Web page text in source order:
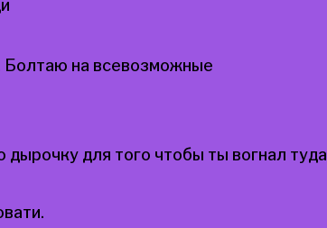
Болтаю на всевозможные
для того чтобы ты вогнал туда